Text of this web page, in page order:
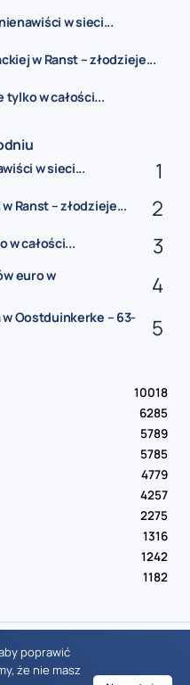
w sieci...
w Ranst – złodzieje...
tylko w całości...
w sieci...
Ranst – złodzieje...
w całości...
euro w
Oostduinkerke – 63-
10018
6285
5789
5785
4779
4257
2275
1316
1242
1182
Reserved 2016-2026
poprawić
że nie masz